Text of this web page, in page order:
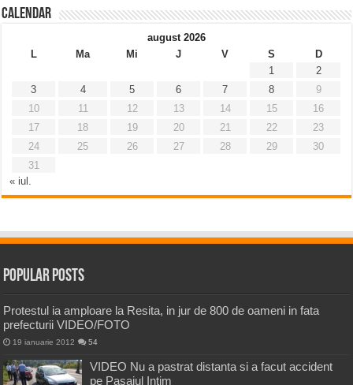
Calendar
august 2026
L
Ma Mi J V S
D
1
2
3
4 5 6 7 8
9
10
11 12 13 14 15
16
17
18 19 20 21 22
23
24
25 26 27 28 29
30
31
« iul.
Popular Posts
Protestul ia amploare la Resita, in jur de 800 de oameni in fata
prefecturii VIDEO/FOTO
19 ianuarie 2012 54
VIDEO Nu a pastrat distanta si a facut accident
pe Pasajul Intim